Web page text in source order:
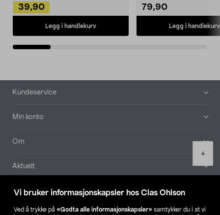
Vi bruker informasjonskapsler hos Clas Ohlson
Ved å trykke på «Godta alle informasjonskapsler» samtykker du i at vi
+
39,90
Legg i handlekurv
79,90
Legg i handlekurv
Bunntekst
Kundeservice
Min konto
Om
Aktuelt
Våre selskaper